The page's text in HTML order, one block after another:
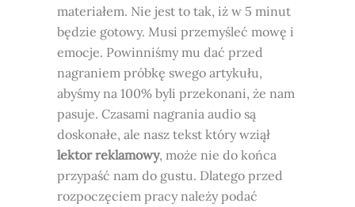
materiałem. Nie jest to tak, iż w 5 minut
będzie gotowy. Musi przemyśleć mowę i
emocje. Powinniśmy mu dać przed
nagraniem próbkę swego artykułu,
abyśmy na 100% byli przekonani, że nam
pasuje. Czasami nagrania audio są
doskonałe, ale nasz tekst który wziął
lektor reklamowy, może nie do końca
przypaść nam do gustu. Dlatego przed
rozpoczęciem pracy należy podać